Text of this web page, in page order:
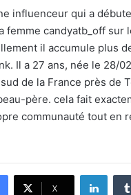
influenceur qui a
femme candyatb_off
il accumule plus
Il a 27 ans, née le 28/
de la France près de
père. cela fait
communauté tout en
X
LinkedIn